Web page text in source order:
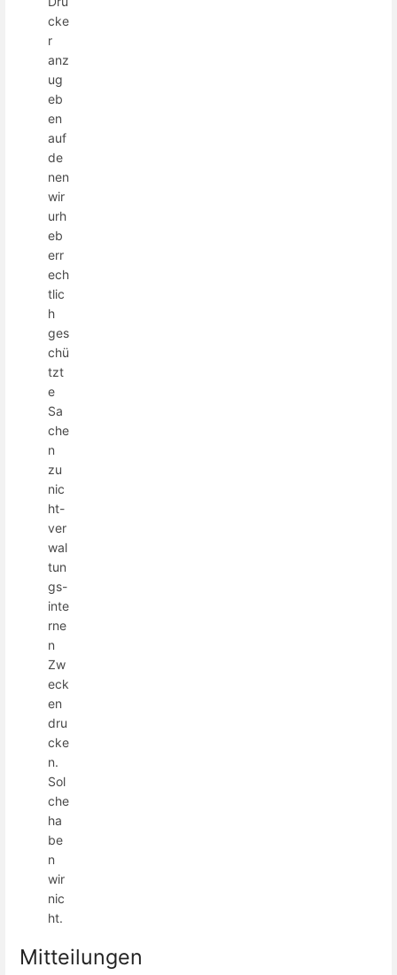
cke
r
anz
ug
eb
en
auf
de
nen
wir
urh
eb
err
ech
tlic
h
ges
chü
tzt
e
Sa
che
n
zu
nic
ht-
ver
wal
tun
gs-
inte
rne
n
Zw
eck
en
dru
cke
n.
Sol
che
ha
be
n
wir
nic
ht.
Mitteilungen